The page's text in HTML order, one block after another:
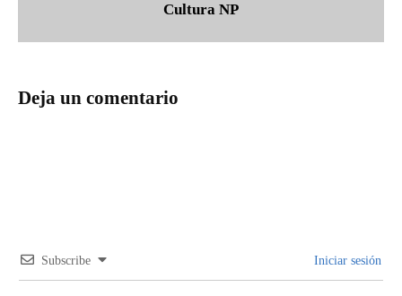
Cultura NP
Deja un comentario
Subscribe Iniciar sesión